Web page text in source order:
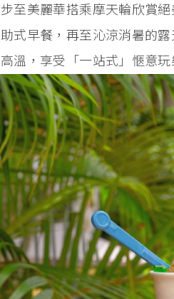
至美麗華搭乘摩天輪欣賞
式早餐，再至沁涼消暑的
溫，享受「一站式」愜意玩